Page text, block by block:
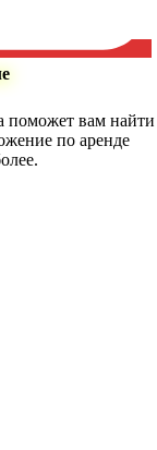
поможет вам найти
по аренде